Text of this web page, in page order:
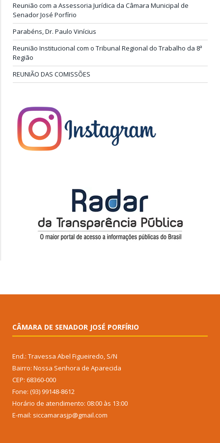
Reunião com a Assessoria Jurídica da Câmara Municipal de
Senador José Porfírio
Parabéns, Dr. Paulo Vinícius
Reunião Institucional com o Tribunal Regional do Trabalho da 8ª
Região
REUNIÃO DAS COMISSÕES
CÂMARA DE SENADOR JOSÉ PORFÍRIO
End.: Travessa Abel Figueiredo, S/N
Bairro: Nossa Senhora de Aparecida
CEP: 68360-000
Fone: (93) 99148-8612
Horário de atendimento: 08:00 às 13:00
E-mail: siccamarasjp@gmail.com